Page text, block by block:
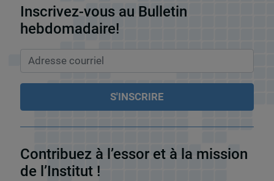
Inscrivez-vous au Bulletin
hebdomadaire!
Contribuez à l’essor et à la mission
de l’Institut !